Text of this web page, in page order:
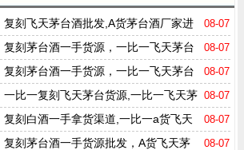
08-07
复刻飞天茅台酒批发,A货茅台酒厂家进
货微信 08-07
复刻茅台酒一手货源，一比一飞天茅台
哪里买 08-07
复刻茅台酒一手货源，一比一飞天茅台
哪里买 08-07
一比一复刻飞天茅台货源,一比一飞天茅
台A货拿货渠道 08-07
复刻白酒一手拿货渠道,一比一a货飞天
茅台厂家直销 08-07
复刻茅台酒一手货源批发，A货飞天茅